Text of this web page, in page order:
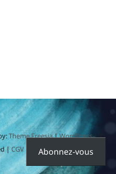
Theme Freesia|WordPress| ©
| CGV | Mentions légales
Abonnez-vous